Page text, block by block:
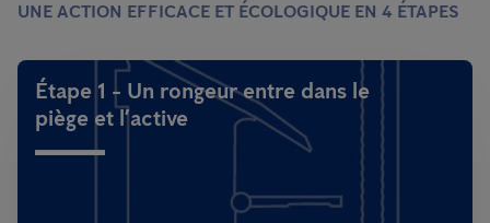
UNE ACTION EFFICACE ET ÉCOLOGIQUE EN 4 ÉTAPES
Étape 1 - Un rongeur entre dans le
piège et l’active